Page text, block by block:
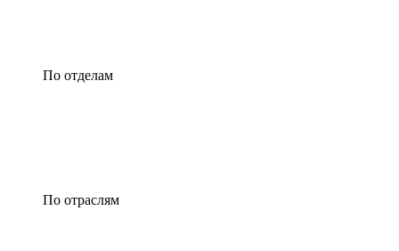
По отделам
По отраслям